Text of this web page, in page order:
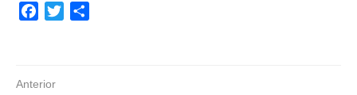
Facebook
Twitter
Anterior